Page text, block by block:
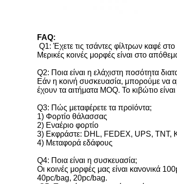
FAQ:
Q1: Έχετε τις τσάντες φίλτρων καφέ
Μερικές κοινές μορφές είναι στο
Q2: Ποια είναι η ελάχιστη ποσότητα
Εάν η κοινή συσκευασία, μπορούμε να
έχουν τα αιτήματα MOQ. Το κιβώτιο
Q3: Πώς μεταφέρετε τα προϊόντα;
1) Φορτίο θάλασσας
2) Εναέριο φορτίο
3) Εκφράστε: DHL, FEDEX, UPS, TNT,
4) Μεταφορά εδάφους
Q4: Ποια είναι η συσκευασία;
Οι κοινές μορφές μας είναι κανονικά
40pc/bag, 20pc/bag.